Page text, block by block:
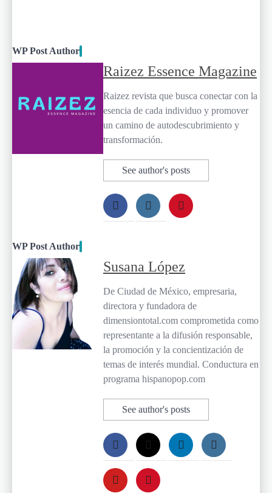
WP Post Author
Raizez Essence Magazine
Raizez revista que busca conectar con la
esencia de cada individuo y promover
un camino de autodescubrimiento y
transformación.
See author's posts
WP Post Author
Susana López
De Ciudad de México, empresaria,
directora y fundadora de
dimensiontotal.com comprometida como
representante a la difusión responsable,
la promoción y la concientización de
temas de interés mundial. Conductura en
programa hispanopop.com
See author's posts